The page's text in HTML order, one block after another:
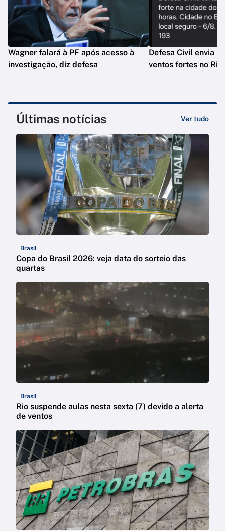
Wagner falará à PF após acesso à
investigação, diz defesa
Defesa Civil envia
ventos fortes no Rio
Últimas notícias Ver tudo
Brasil
Copa do Brasil 2026: veja data do sorteio das
quartas
Brasil
Rio suspende aulas nesta sexta (7) devido a alerta
de ventos